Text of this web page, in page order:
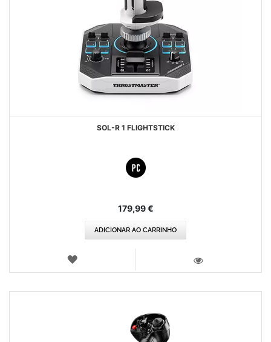
SOL-R 1 FLIGHTSTICK
179,99 €
ADICIONAR AO CARRINHO
LISTA